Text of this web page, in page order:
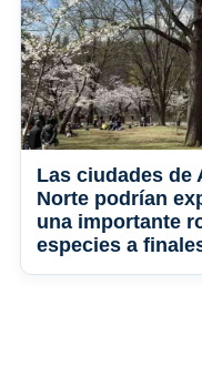
Las ciudades de
Norte podrían
una importante
especies a